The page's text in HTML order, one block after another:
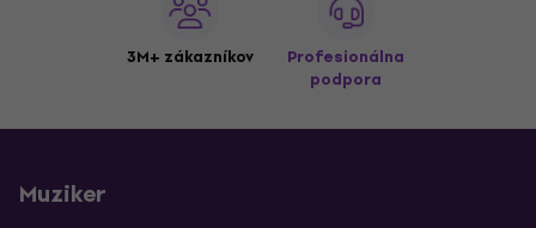
3M+ zákazníkov
Profesionálna
podpora
Muziker